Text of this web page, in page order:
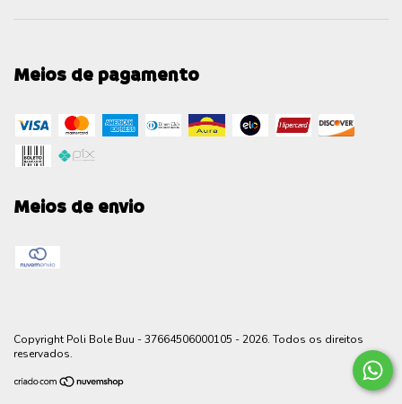
Meios de pagamento
Meios de envio
Copyright Poli Bole Buu - 37664506000105 - 2026. Todos os direitos
reservados.